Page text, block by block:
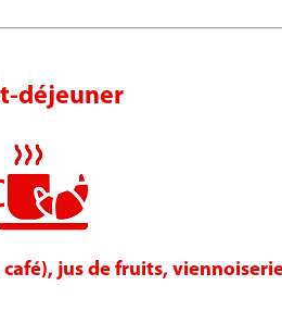
déjeuner
café), jus de fruits,